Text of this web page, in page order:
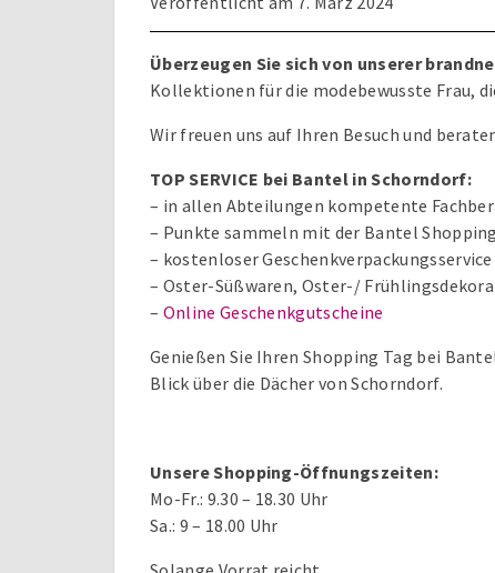
Überzeugen Sie sich von unserer
Kollektionen für die modebewusste Frau,
Wir freuen uns auf Ihren Besuch und
TOP SERVICE bei Bantel in Schorndorf:
– in allen Abteilungen kompetente
– Punkte sammeln mit der Bantel
– kostenloser Geschenkverpackungsservice
– Oster-Süßwaren, Oster-/
– Online Geschenkgutscheine
Genießen Sie Ihren Shopping Tag bei
Blick über die Dächer von Schorndorf.
Unsere Shopping-Öffnungszeiten:
Mo-Fr.: 9.30 – 18.30 Uhr
Sa.: 9 – 18.00 Uhr